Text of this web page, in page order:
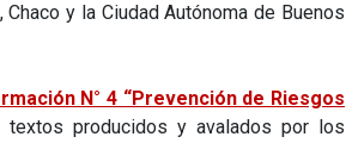
y la Ciudad Autónoma de Buenos
N° 4 “Prevención de Riesgos
producidos y avalados por los